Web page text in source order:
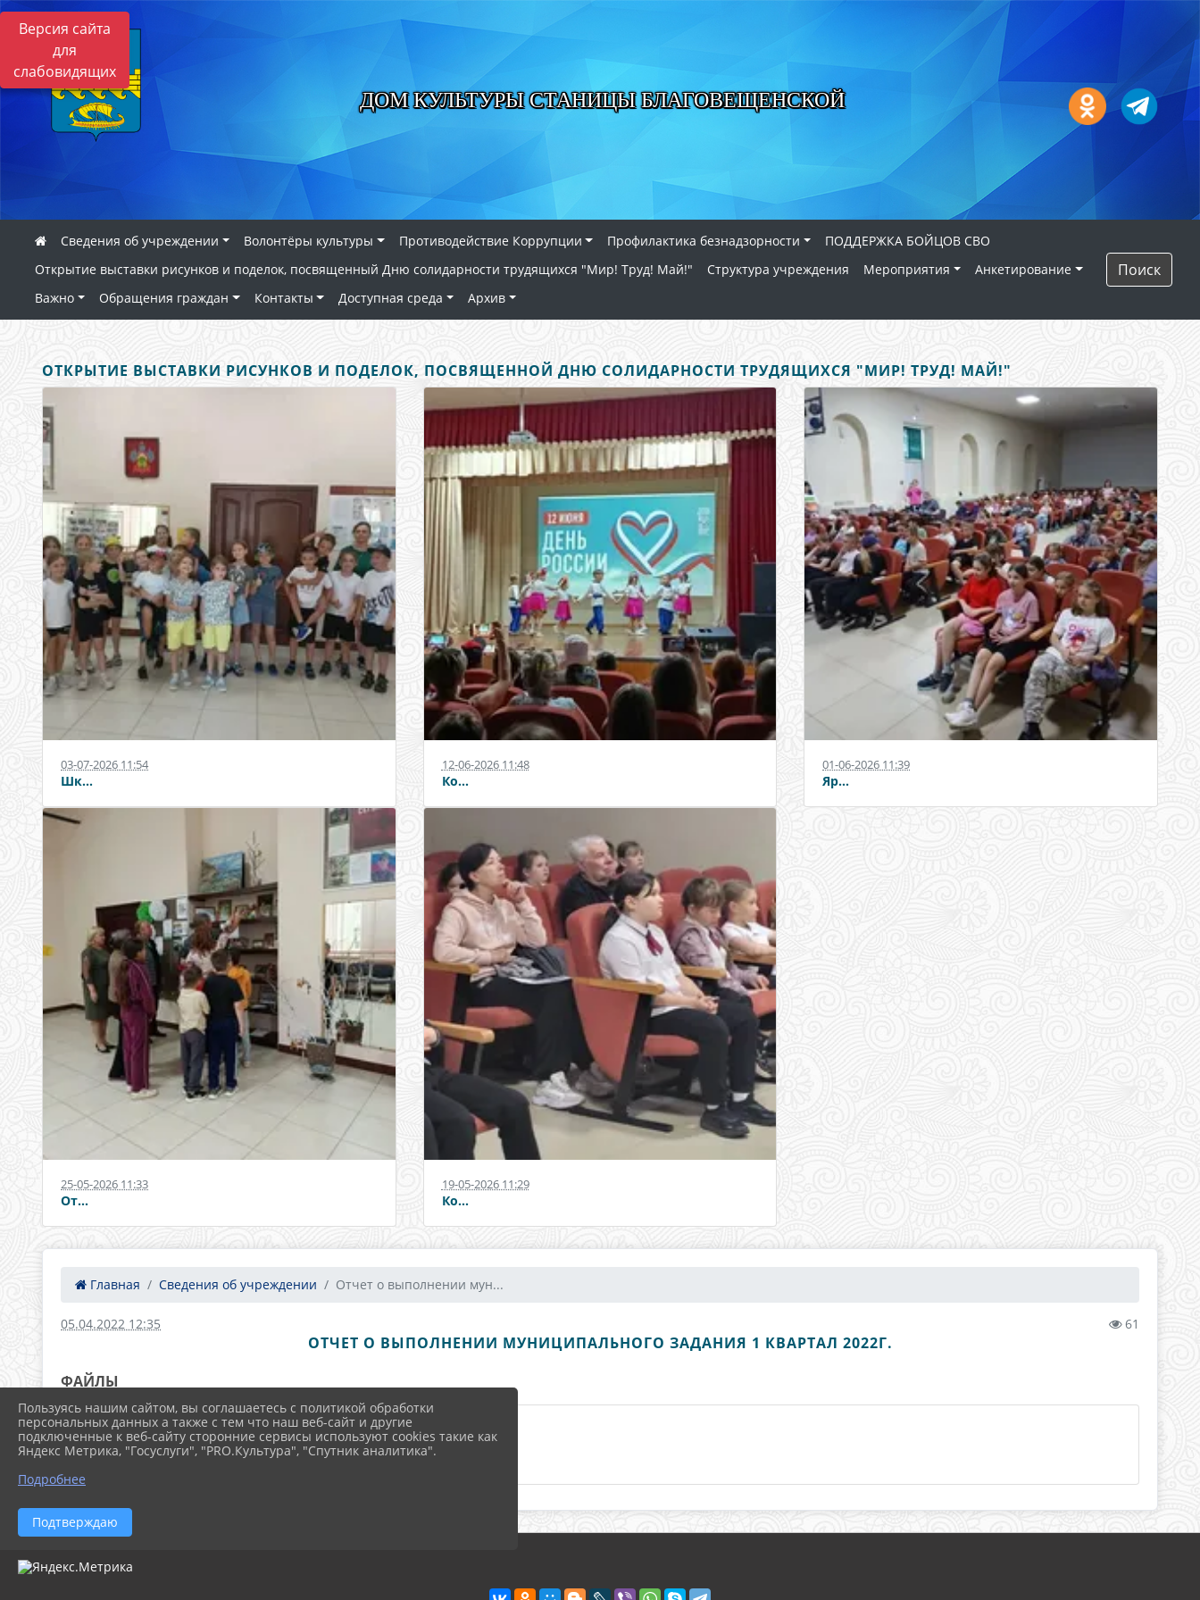
Версия сайта
для
слабовидящих
ДОМ КУЛЬТУРЫ СТАНИЦЫ БЛАГОВЕЩЕНСКОЙ
Сведения об учреждении Волонтёры культуры Противодействие Коррупции Профилактика безнадзорности
ПОДДЕРЖКА БОЙЦОВ СВО
Открытие выставки рисунков и поделок, посвященный Дню солидарности трудящихся "Мир! Труд! Май!"
Структура учреждения Мероприятия
Анкетирование
Важно
Обращения граждан Контакты Доступная среда Архив
Поиск
ОТКРЫТИЕ ВЫСТАВКИ РИСУНКОВ И ПОДЕЛОК, ПОСВЯЩЕННОЙ ДНЮ СОЛИДАРНОСТИ ТРУДЯЩИХСЯ "МИР! ТРУД! МАЙ!"
03-07-2026 11:54
Шк...
12-06-2026 11:48
Ко...
01-06-2026 11:39
Яр...
25-05-2026 11:33
От...
19-05-2026 11:29
Ко...
Главная Сведения об учреждении Отчет о выполнении мун...
05.04.2022 12:35 61
ОТЧЕТ О ВЫПОЛНЕНИИ МУНИЦИПАЛЬНОГО ЗАДАНИЯ 1 КВАРТАЛ 2022Г.
ФАЙЛЫ
Отчет МЗ 1 квартал 2022 (1) (2.0 MiB)
Пользуясь нашим сайтом, вы соглашаетесь с политикой обработки
персональных данных а также с тем что наш веб-сайт и другие
подключенные к веб-сайту сторонние сервисы используют cookies такие как
Яндекс Метрика, "Госуслуги", "PRO.Культура", "Спутник аналитика".
Подробнее
Подтверждаю